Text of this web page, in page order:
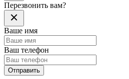
Перезвонить вам?
Ваше имя
Ваш телефон
Отправить